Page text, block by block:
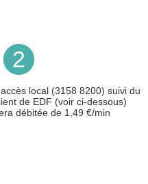
2
local (3158 8200) suivi du
de EDF (voir ci-dessous)
débitée de 1,49 €/min